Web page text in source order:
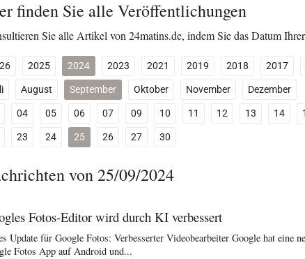
finden Sie alle Veröffentlichungen
Sie alle Artikel von 24matins.de, indem Sie das Datum
2025 2024 2023 2021 2019 2018 2017
August September Oktober November
Dezember
04 05 06 07 09 10 11 12 13 14
23 24 25 26 27 30
von 25/09/2024
Fotos-Editor wird durch KI verbessert
Update für Google Fotos: Verbesserter Videobearbeiter Google hat eine
Fotos App auf Android und...